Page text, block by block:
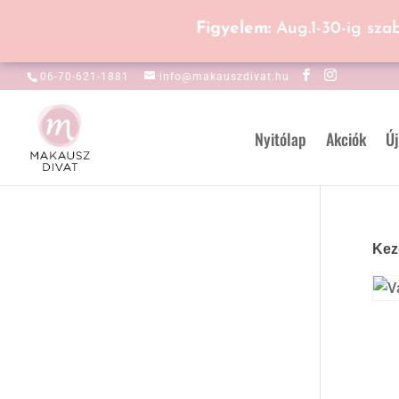
06-70-621-1881 info@makauszdivat.hu
Nyitólap Akciók
Figyelem: Aug.1-30-ig